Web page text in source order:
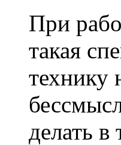
При
такая
технику
делать